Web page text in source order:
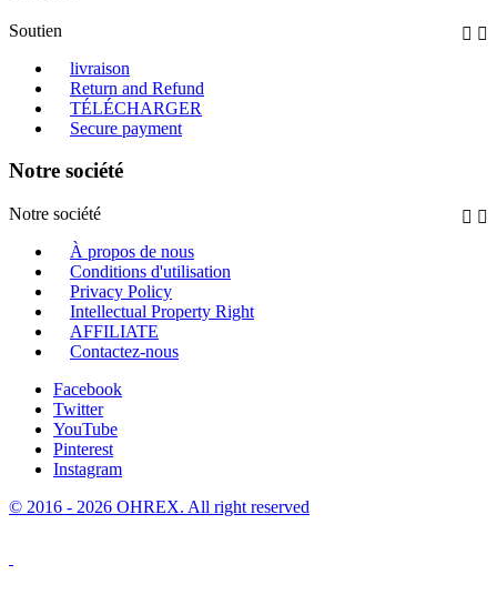
Soutien  
livraison
Return and Refund
TÉLÉCHARGER
Secure payment
Notre société
Notre société  
À propos de nous
Conditions d'utilisation
Privacy Policy
Intellectual Property Right
AFFILIATE
Contactez-nous
Facebook
Twitter
YouTube
Pinterest
Instagram
© 2016 - 2026 OHREX. All right reserved